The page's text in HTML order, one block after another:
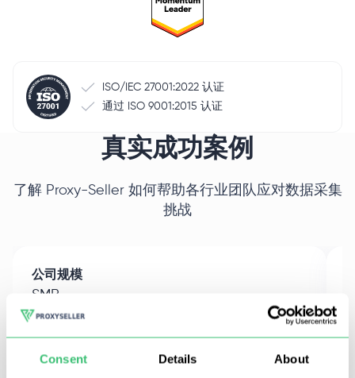
Consent Details About
ISO/IEC 27001:2022 认证
通过 ISO 9001:2015 认证
真实成功案例
了解 Proxy-Seller 如何帮助各行业团队应对数据采集
挑战
公司规模
SMB
AI Data Pipelines